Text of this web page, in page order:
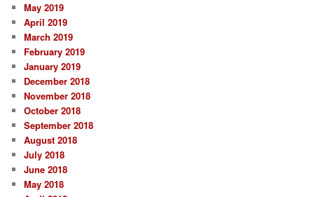
May 2019
April 2019
March 2019
February 2019
January 2019
December 2018
November 2018
October 2018
September 2018
August 2018
July 2018
June 2018
May 2018